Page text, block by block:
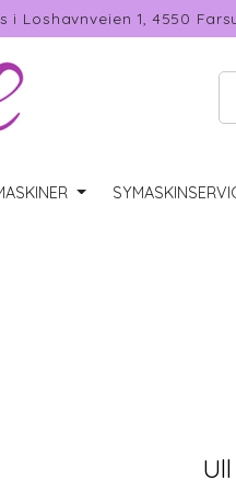
i Loshavnveien 1, 4550